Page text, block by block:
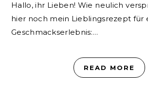
Hallo, ihr Lieben! Wie neulich versprochen, kommt
hier noch mein Lieblingsrezept für
Geschmackserlebnis:…
READ MORE